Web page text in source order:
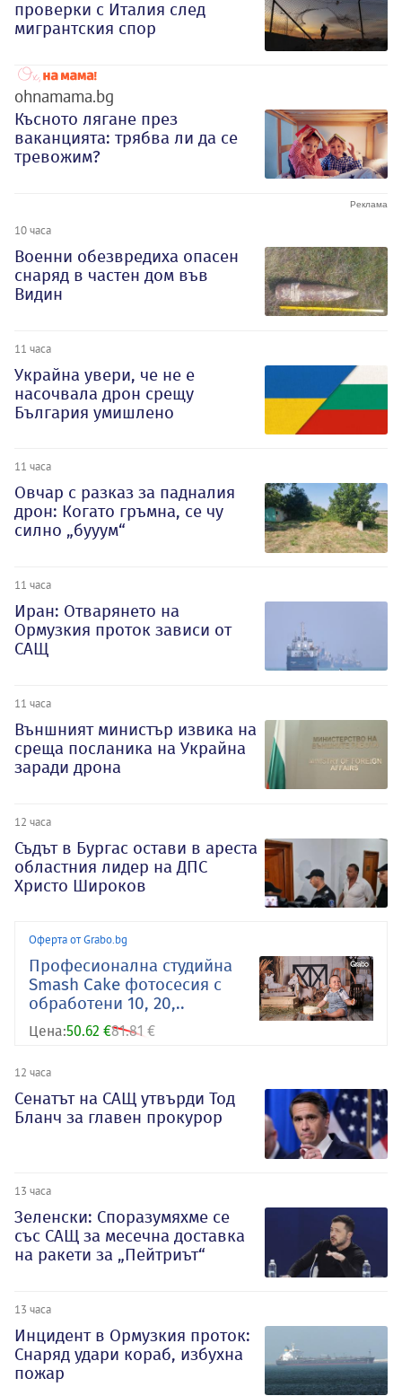
проверки с Италия след
мигрантския спор
ohnamama.bg
Късното лягане през
ваканцията: трябва ли да се
тревожим?
10 часа
Военни обезвредиха опасен
снаряд в частен дом във
Видин
11 часа
Украйна увери, че не е
насочвала дрон срещу
България умишлено
11 часа
Овчар с разказ за падналия
дрон: Когато гръмна, се чу
силно „бууум“
11 часа
Иран: Отварянето на
Ормузкия проток зависи от
САЩ
11 часа
Външният министър извика на
среща посланика на Украйна
заради дрона
12 часа
Съдът в Бургас остави в ареста
областния лидер на ДПС
Христо Широков
Оферта от Grabo.bg
Професионална студийна
Smash Cake фотосесия с
обработени 10, 20,..
Цена:50.62 €81.81 €
12 часа
Сенатът на САЩ утвърди Тод
Бланч за главен прокурор
13 часа
Зеленски: Споразумяхме се
със САЩ за месечна доставка
на ракети за „Пейтриът“
13 часа
Инцидент в Ормузкия проток:
Снаряд удари кораб, избухна
пожар